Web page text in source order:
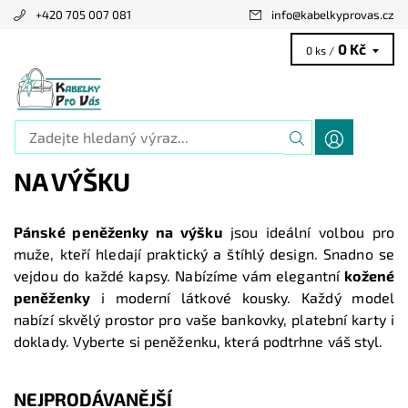
+420 705 007 081 info@kabelkyprovas.cz
0 ks / 0 Kč
NA VÝŠKU
Pánské peněženky na výškujsou ideální volbou pro
muže, kteří hledají praktický a štíhlý design. Snadno se
vejdou do každé kapsy. Nabízíme vám elegantní kožené
peněženkyi moderní látkové kousky. Každý model
nabízí skvělý prostor pro vaše bankovky, platební karty i
doklady. Vyberte si peněženku, která podtrhne váš styl.
NEJPRODÁVANĚJŠÍ